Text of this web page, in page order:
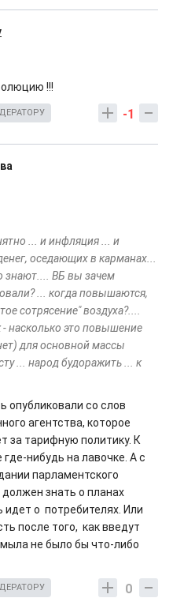
!!!
-1
... и инфляция ... и
оседающих в карманах...
знают.... ВБ вы зачем
... когда повышаются,
сотрясение" воздуха?....
насколько это повышение
для основной массы
... народ будоражить ... к
опубликовали со слов
агентства, которое
за тарифную политику. К
нибудь на лавочке. А с
парламентского
знать о планах
идет о потребителях. Или
после того, как введут
не было бы что-либо
0